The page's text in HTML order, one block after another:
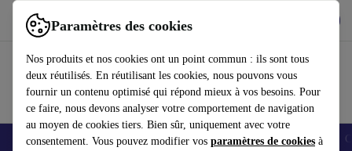
Paramètres des cookies
Nos produits et nos cookies ont un point commun : ils sont tous
deux réutilisés. En réutilisant les cookies, nous pouvons vous
fournir un contenu optimisé qui répond mieux à vos besoins. Pour
ce faire, nous devons analyser votre comportement de navigation
au moyen de cookies tiers. Bien sûr, uniquement avec votre
consentement. Vous pouvez modifier vos paramètres de cookies à
Utilisez refurbed rapidement et facilement
Smartphones Laptops Tablettes Montres connectées Accessoires